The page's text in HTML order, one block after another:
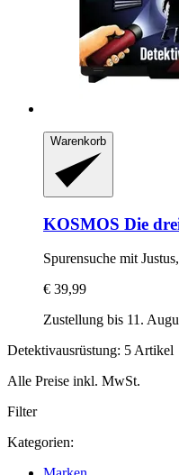
Warenkorb
KOSMOS Die
Spurensuche mit
€ 39,99
Zustellung bis 11.
Detektivausrüstung: 5 Artikel
Alle Preise inkl. MwSt.
Filter
Kategorien: